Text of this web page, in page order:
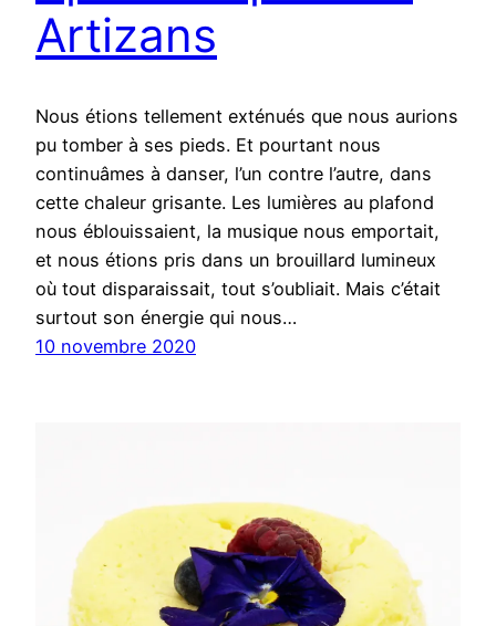
Artizans
Nous étions tellement exténués que nous aurions
pu tomber à ses pieds. Et pourtant nous
continuâmes à danser, l’un contre l’autre, dans
cette chaleur grisante. Les lumières au plafond
nous éblouissaient, la musique nous emportait,
et nous étions pris dans un brouillard lumineux
où tout disparaissait, tout s’oubliait. Mais c’était
surtout son énergie qui nous…
10 novembre 2020